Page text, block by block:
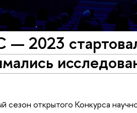
— 2023
сезон открытого Конкурса